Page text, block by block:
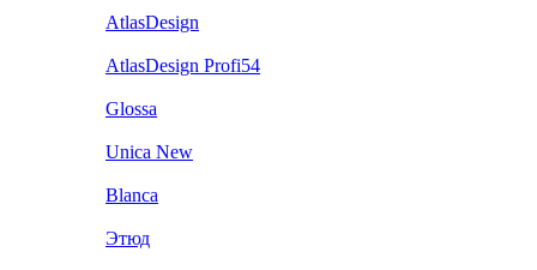
AtlasDesign
AtlasDesign Profi54
Glossa
Unica New
Blanca
Этюд